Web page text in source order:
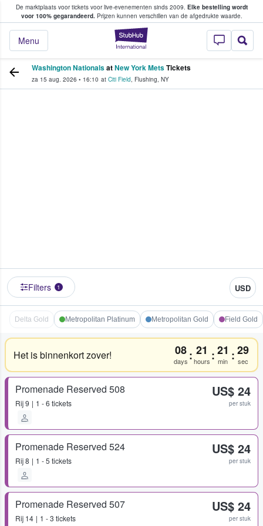
De marktplaats voor tickets voor live-evenementen sinds 2009. Elke bestelling wordt
voor 100% gegarandeerd.Prijzen kunnen verschillen van de afgedrukte waarde.
StubHub: waar
Menu
tickets kopen en verkopen
Washington NationalsatNew York MetsTickets
za 15 aug. 2026 • 16:10 at Citi Field, Flushing, NY
Filters 1 USD
Delta Gold Metropolitan Platinum Metropolitan Gold Field Gold
Het is binnenkort zover! 08
days : 21
hours :21
min :29
sec
Promenade Reserved 508
Rij9 1 - 6 tickets
US$ 24
per stuk
Promenade Reserved 524
Rij8 1 - 5 tickets
US$ 24
per stuk
Promenade Reserved 507
Rij 14 1 - 3 tickets
US$ 24
per stuk